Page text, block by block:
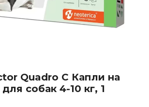
Quadro C Капли на
собак 4-10 кг, 1